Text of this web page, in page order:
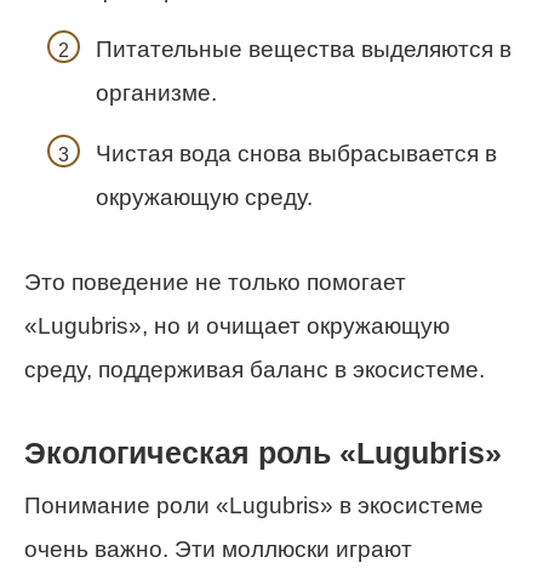
Питательные вещества выделяются в
организме.
Чистая вода снова выбрасывается в
окружающую среду.
Это поведение не только помогает
«Lugubris», но и очищает окружающую
среду, поддерживая баланс в экосистеме.
Экологическая роль «Lugubris»
Понимание роли «Lugubris» в экосистеме
очень важно. Эти моллюски играют